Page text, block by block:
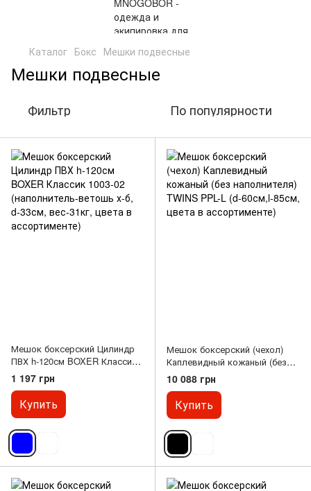
Каталог Бокс Мешки подвесные
Мешки подвесные
Фильтр По популярности
Мешок боксерский Цилиндр
ПВХ h-120см BOXER Классик
1003-02 (наполнитель-ветошь
х-б, d-33см, вес-31кг, цвета в
ассортименте)
1 197 грн
Купить
Мешок боксерский (чехол)
Каплевидный кожаный (без
наполнителя) TWINS PPL-L (d-
60см,l-85см, цвета в
ассортименте)
10 088 грн
Купить